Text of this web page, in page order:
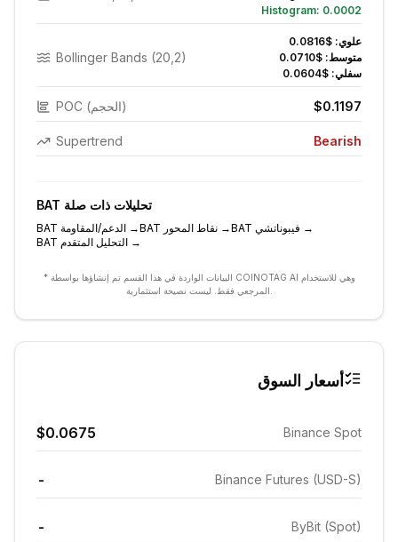
Histogram: 0.0002
Bollinger Bands (20,2)
علوي: $0.0816
متوسط: $0.0710
سفلي: $0.0604
POC (الحجم) $0.1197
Supertrend Bearish
BAT تحليلات ذات صلة
BAT الدعم/المقاومة →BAT نقاط المحور →BAT فيبوناتشي →
BAT التحليل المتقدم →
* البيانات الواردة في هذا القسم تم إنشاؤها بواسطة COINOTAG AI وهي للاستخدام
أسعار السوق
Binance Spot
$0.0675
Binance Futures (USD-S)
-
ByBit (Spot)
-